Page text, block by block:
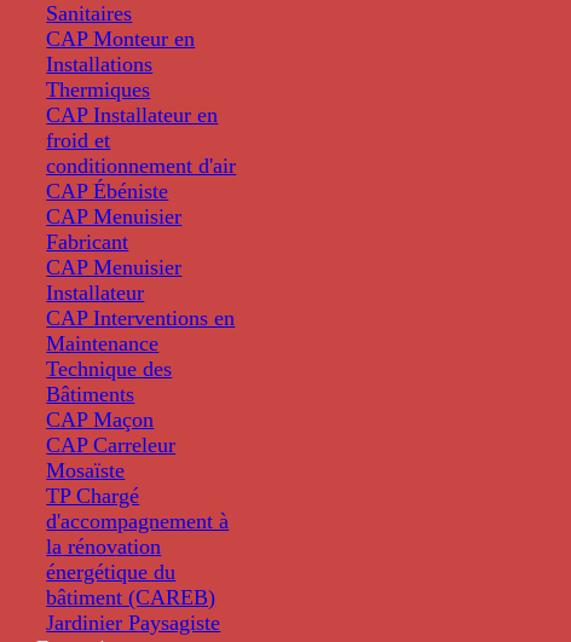
Sanitaires
CAP Monteur en
Installations
Thermiques
CAP Installateur en
froid et
conditionnement d'air
CAP Ébéniste
CAP Menuisier
Fabricant
CAP Menuisier
Installateur
CAP Interventions en
Maintenance
Technique des
Bâtiments
CAP Maçon
CAP Carreleur
Mosaïste
TP Chargé
d'accompagnement à
la rénovation
énergétique du
bâtiment (CAREB)
Jardinier Paysagiste